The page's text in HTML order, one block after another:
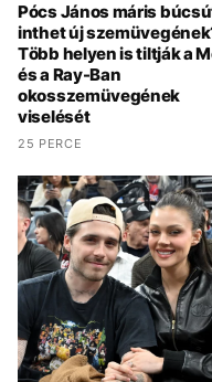
Pócs János máris
inthet új
Több helyen is tiltják a
és a Ray-Ban
okosszemüvegének
viselését
25 PERCE